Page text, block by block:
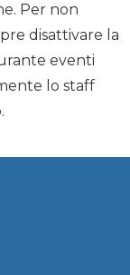
Per non
disattivare la
eventi
lo staff